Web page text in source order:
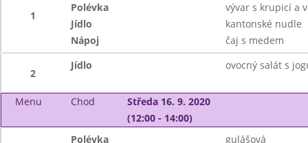
1
Polévka
vývar s krupicí a
Jídlo
kantonské nudle
Nápoj
čaj s medem
2
Jídlo ovocný salát s
Menu Chod
Středa 16. 9. 2020
(12:00 - 14:00)
Polévka
gulášová